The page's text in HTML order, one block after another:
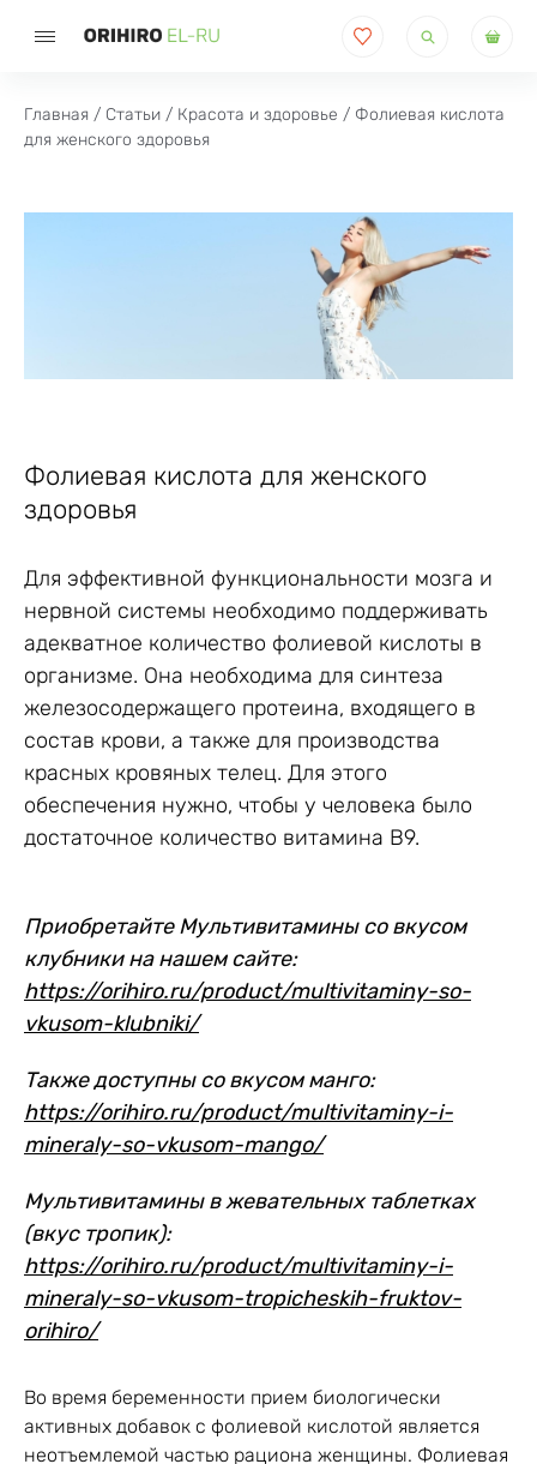
товаров
Главная / Статьи / Красота и здоровье / Фолиевая кислота
для женского здоровья
Фолиевая кислота для женского
здоровья
Для эффективной функциональности мозга и
нервной системы необходимо поддерживать
адекватное количество фолиевой кислоты в
организме. Она необходима для синтеза
железосодержащего протеина, входящего в
состав крови, а также для производства
красных кровяных телец. Для этого
обеспечения нужно, чтобы у человека было
достаточное количество витамина В9.
Приобретайте Мультивитамины со вкусом
клубники на нашем сайте:
https://orihiro.ru/product/multivitaminy-so-
vkusom-klubniki/
Также доступны со вкусом манго:
https://orihiro.ru/product/multivitaminy-i-
mineraly-so-vkusom-mango/
Мультивитамины в жевательных таблетках
(вкус тропик):
https://orihiro.ru/product/multivitaminy-i-
mineraly-so-vkusom-tropicheskih-fruktov-
orihiro/
Во время беременности прием биологически
активных добавок с фолиевой кислотой является
неотъемлемой частью рациона женщины. Фолиевая